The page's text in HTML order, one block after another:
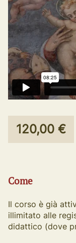
120,00 €
Come
Il corso è già
illimitato alle
didattico (dove